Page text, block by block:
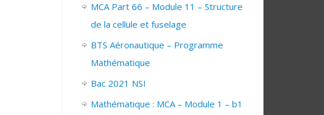
MCA Part 66 – Module 11 – Structure
de la cellule et fuselage
BTS Aéronautique – Programme
Mathématique
Bac 2021 NSI
Mathématique : MCA – Module 1 – b1